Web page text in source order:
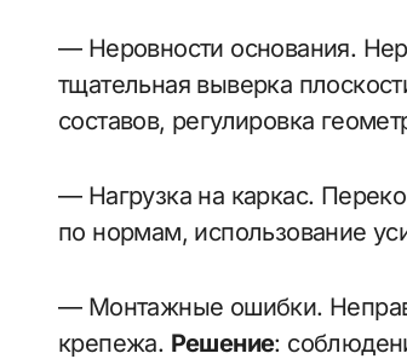
— Неровности основания.
тщательная выверка
составов, регулировка
— Нагрузка на каркас.
по нормам, использование
— Монтажные ошибки.
крепежа. Решение: